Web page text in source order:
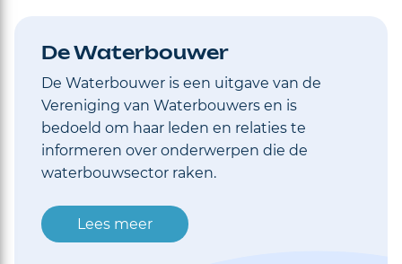
De Waterbouwer
De Waterbouwer is een uitgave van de
Vereniging van Waterbouwers en is
bedoeld om haar leden en relaties te
informeren over onderwerpen die de
waterbouwsector raken.
Lees meer